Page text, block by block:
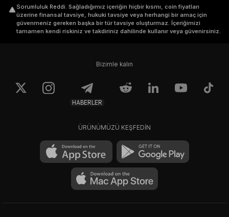
Sorumluluk Reddi. Sağladığımız içeriğin hiçbir kısmı, coin fiyatları
üzerine finansal tavsiye, hukuki tavsiye veya herhangi bir amaç için
güvenmeniz gereken başka bir tür tavsiye oluşturmaz. İçeriğimizi
tamamen kendi riskiniz ve takdiriniz dahilinde kullanır veya güvenirsiniz.
Bizimle kalın
HABERLER
ÜRÜNÜMÜZÜ KEŞFEDİN